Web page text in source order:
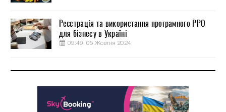
Реєстрація та використання програмного РРО
для бізнесу в Україні
09:49, 05 Жовтня 2024